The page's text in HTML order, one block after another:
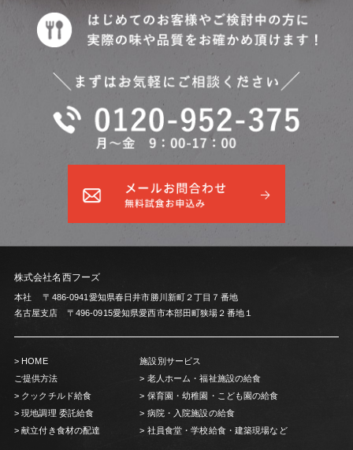
株式会社名西フーズ
本社 〒486-0941愛知県春日井市勝川新町２丁目７番地
名古屋支店 〒496-0915愛知県愛西市本部田町狭場２番地１
HOME
ご提供方法
クックチルド給食
現地調理 委託給食
献立付き食材の配達
施設別サービス
老人ホーム・福祉施設の給食
保育園・幼稚園・こども園の給食
病院・入院施設の給食
社員食堂・学校給食・建築現場など